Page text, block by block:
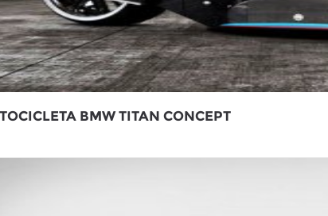
BMW TITAN CONCEPT